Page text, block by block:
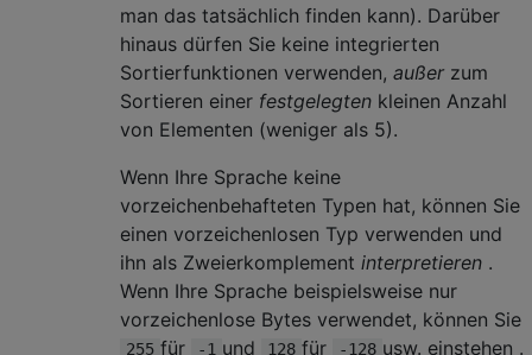
man das tatsächlich finden kann). Darüber
hinaus dürfen Sie keine integrierten
Sortierfunktionen verwenden, außer zum
Sortieren einer festgelegten kleinen Anzahl
von Elementen (weniger als 5).
Wenn Ihre Sprache keine
vorzeichenbehafteten Typen hat, können Sie
einen vorzeichenlosen Typ verwenden und
ihn als Zweierkomplement interpretieren .
Wenn Ihre Sprache beispielsweise nur
vorzeichenlose Bytes verwendet, können Sie
255 für -1 und 128 für -128 usw. einstehen .